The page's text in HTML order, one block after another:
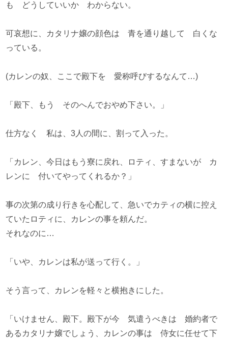
も どうしていいか わからない。
可哀想に、カタリナ嬢の顔色は 青を通り越して 白くな
っている。
(カレンの奴、ここで殿下を 愛称呼びするなんて…)
「殿下、もう そのへんでおやめ下さい。」
仕方なく 私は、3人の間に、割って入った。
「カレン、今日はもう寮に戻れ、ロティ、すまないが カ
レンに 付いてやってくれるか？」
事の次第の成り行きを心配して、急いでカティの横に控え
ていたロティに、カレンの事を頼んだ。
それなのに…
「いや、カレンは私が送って行く。」
そう言って、カレンを軽々と横抱きにした。
「いけません、殿下。殿下が今 気遣うべきは 婚約者で
あるカタリナ嬢でしょう、カレンの事は 侍女に任せて下